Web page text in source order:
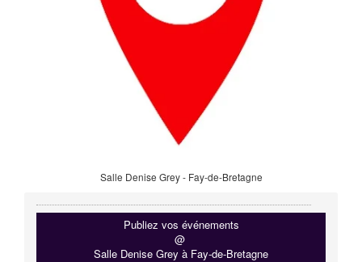
Salle Denise Grey - Fay-de-Bretagne
Publiez vos événements
@
Salle Denise Grey à Fay-de-Bretagne